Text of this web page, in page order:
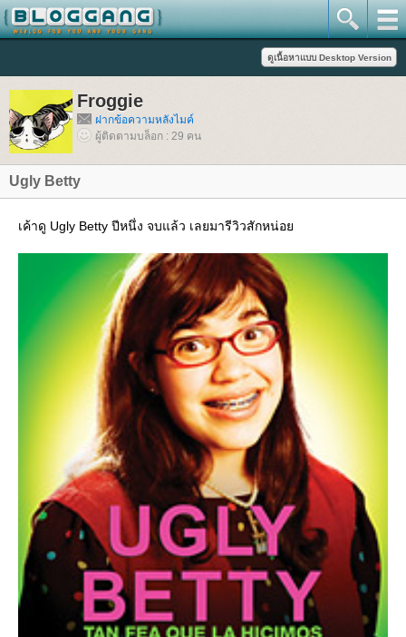
Froggie
ฝากข้อความหลังไมค์
ผู้ติดตามบล็อก : 29 คน
Ugly Betty
เค้าดู Ugly Betty ปีหนึ่ง จบแล้ว เลยมารีวิวสักหน่อ